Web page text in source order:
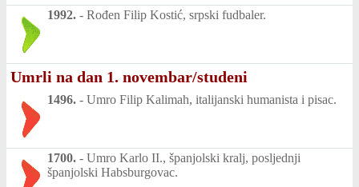
1992. - Rođen Filip Kostić, srpski fudbaler.
Umrli na dan 1. novembar/studeni
1496. - Umro Filip Kalimah, italijanski humanista i pisac.
1700. - Umro Karlo II., španjolski kralj, posljednji
španjolski Habsburgovac.